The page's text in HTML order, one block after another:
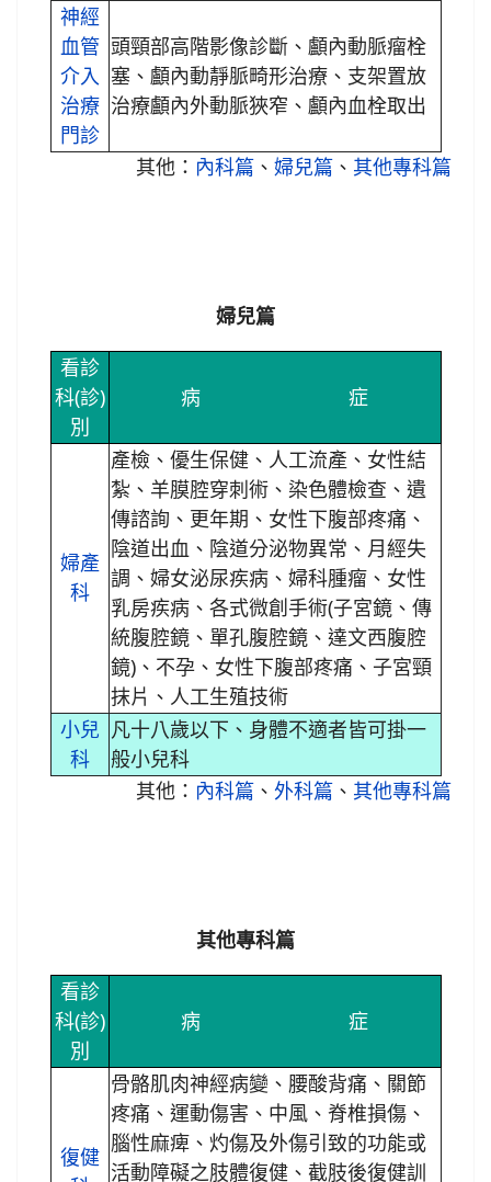
神經
血管
介入
治療
門診
頭頸部高階影像診斷、顱內動脈瘤栓
塞、顱內動靜脈畸形治療、支架置放
治療顱內外動脈狹窄、顱內血栓取出
其他： 內科篇 、 婦兒篇 、 其他專科篇
婦兒篇
看診
科(診)
別
病 症
婦產
科
產檢、優生保健、人工流產、女性結
紮、羊膜腔穿刺術、染色體檢查、遺
傳諮詢、更年期、女性下腹部疼痛、
陰道出血、陰道分泌物異常、月經失
調、婦女泌尿疾病、婦科腫瘤、女性
乳房疾病、各式微創手術(子宮鏡、傳
統腹腔鏡、單孔腹腔鏡、達文西腹腔
鏡)、不孕、女性下腹部疼痛、子宮頸
抹片、人工生殖技術
小兒
科
凡十八歲以下、身體不適者皆可掛一
般小兒科
其他： 內科篇 、 外科篇 、 其他專科篇
其他專科篇
看診
科(診)
別
病 症
復健
骨骼肌肉神經病變、腰酸背痛、關節
疼痛、運動傷害、中風、脊椎損傷、
腦性麻痺、灼傷及外傷引致的功能或
活動障礙之肢體復健、截肢後復健訓